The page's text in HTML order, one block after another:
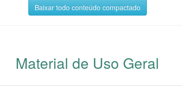
Baixar todo conteúdo compactado
Material de Uso Geral